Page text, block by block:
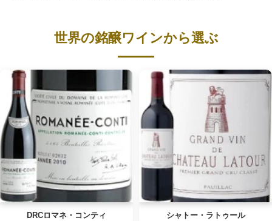
世界の銘醸ワインから選ぶ
DRCロマネ・コンティ シャトー・ラトゥール